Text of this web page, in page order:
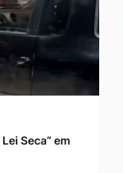
Seca” em